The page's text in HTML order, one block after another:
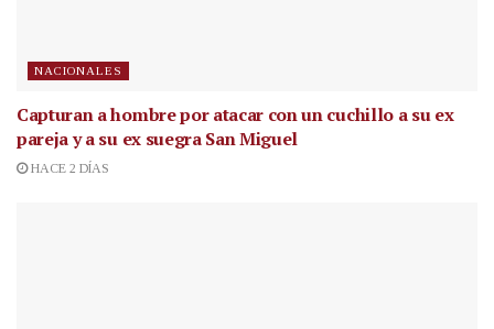
NACIONALES
Capturan a hombre por atacar con un cuchillo a su ex
pareja y a su ex suegra San Miguel
HACE 2 DÍAS